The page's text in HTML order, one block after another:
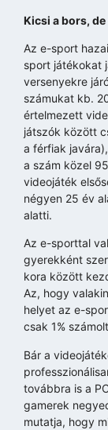
Kicsi a bors,
Az e-sport
sport játékokat
versenyekre
számukat kb.
értelmezett
játszók között
a férfiak
a szám közel
videojáték
négyen 25 év
alatti.
Az e-sporttal
gyerekként
kora között
Az, hogy
helyet az e-
csak 1%
Bár a
továbbra is a
gamerek
mutatja, hogy